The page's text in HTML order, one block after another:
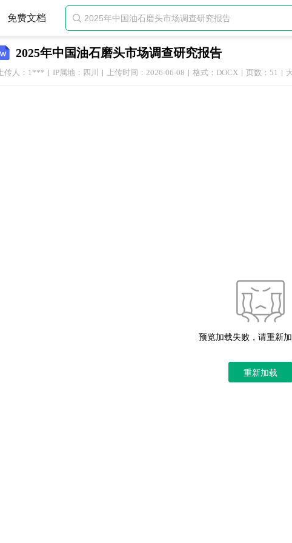
免费文档 
2025年中国油石磨头市场调查研究报告
上传人：1*** IP属地：四川 上传时间：2026-06-08 格式：DOCX 页数：51
预览加载失败，请重新
重新加载